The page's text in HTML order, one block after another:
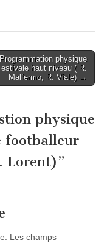
Programmation physique
estivale haut niveau ( R.
Malfermo, R. Viale) →
physique
footballeur
Lorent)”
Les champs